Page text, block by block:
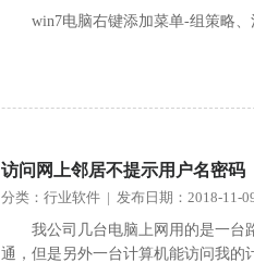
win7电脑右键添加菜单-组策略
访问网上邻居不提示用户名密码
分类：行业软件 | 发布日期：2018-11-
我公司几台电脑上网用的是一台
通，但是另外一台计算机能访问我的